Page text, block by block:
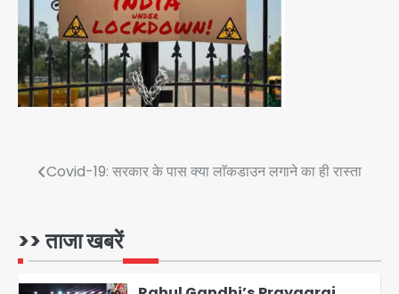
Post
Covid-19: सरकार के पास क्या लाॅकडाउन लगाने का ही रास्ता
>> ताजा खबरें
4
सुदर्शन शक्ति-वी अभ्यास में मॉक आॅपरेशन
Team JHJ
एयरपोर्ट का फर्जी कर्मचारी बनकर 3 लाख
1